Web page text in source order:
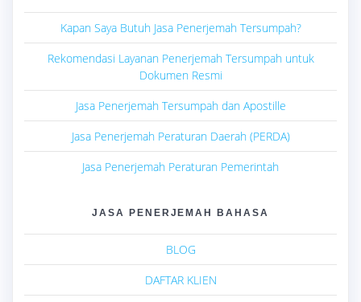
Kapan Saya Butuh Jasa Penerjemah Tersumpah?
Rekomendasi Layanan Penerjemah Tersumpah untuk
Dokumen Resmi
Jasa Penerjemah Tersumpah dan Apostille
Jasa Penerjemah Peraturan Daerah (PERDA)
Jasa Penerjemah Peraturan Pemerintah
JASA PENERJEMAH BAHASA
BLOG
DAFTAR KLIEN